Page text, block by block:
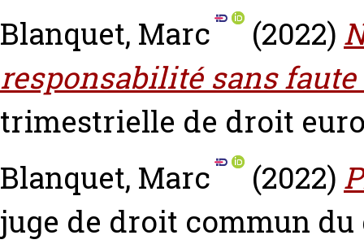
Blanquet, Marc
(2022)
responsabilité sans
trimestrielle de droit
Blanquet, Marc
(2022)
juge de droit commun